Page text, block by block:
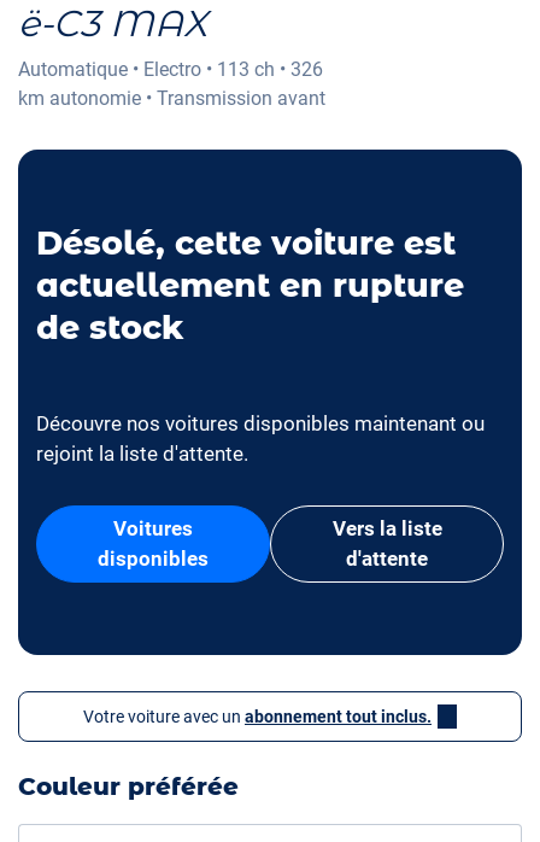
ë-C3 MAX
Automatique • Electro • 113 ch • 326
km autonomie • Transmission avant
Désolé, cette voiture est
actuellement en rupture
de stock
Découvre nos voitures disponibles maintenant ou
rejoint la liste d'attente.
Voitures
disponibles
Vers la liste
d'attente
Votre voiture avec un abonnement tout inclus.
Couleur préférée